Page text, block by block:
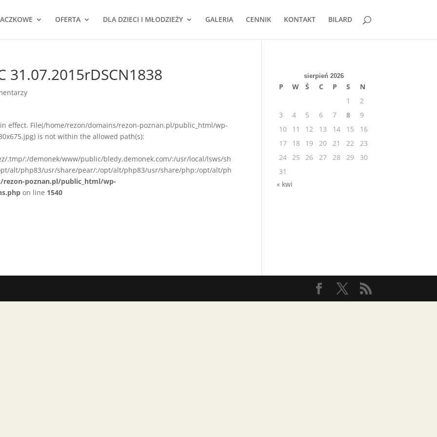
OFERTA DLA DZIECI I MŁODZIEŻY GALERIA CENNIK KONTAKT BILARD
31.07.2015rDSCN1838
effect. File(/home/rezon/domains/rezon-poznan.pl/public_html/wp-
is not within the allowed path(s):
.tmp/:/demonek/www/public/bledy.demonek.com/:/usr/local/lsws/sh
alt/php83/usr/share/pear/:/opt/alt/php83/usr/share/php:/opt/alt/ph
poznan.pl/public_html/wp-
on line 1540
sierpień 2026
P W Ś C P S
N
1
2
3
4 5 6 7 8
9
10
11 12 13 14 15
16
17
18 19 20 21 22
23
24 25 26 27 28 29
30
31
« kwi